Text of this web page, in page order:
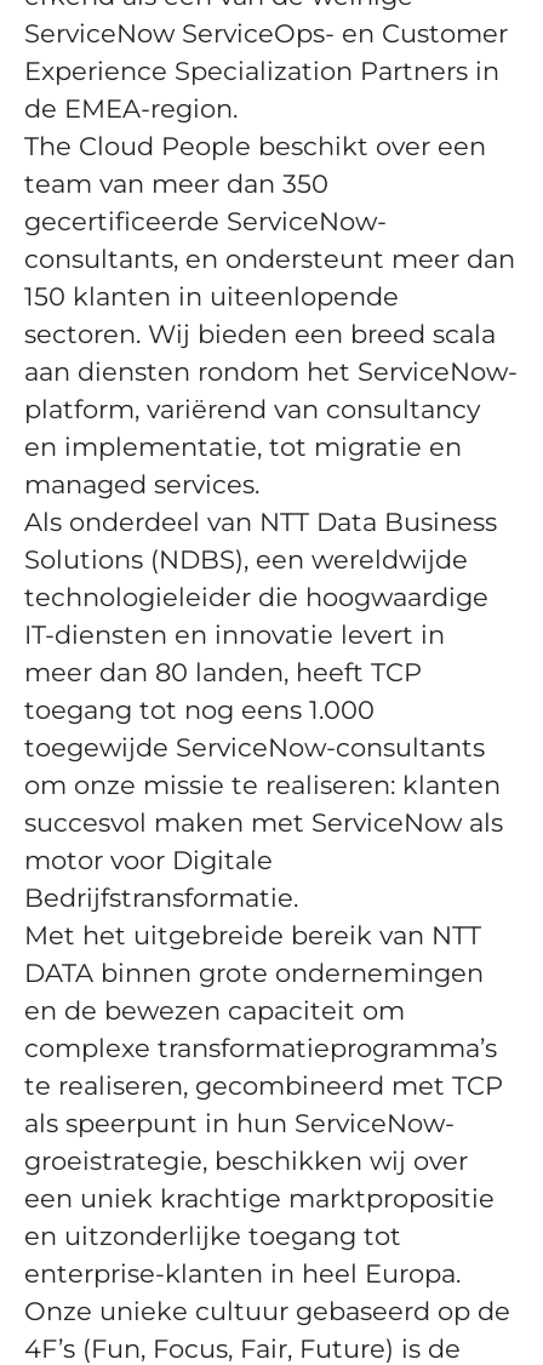
ServiceNow ServiceOps- en Customer
Experience Specialization Partners in
de EMEA-region.
The Cloud People beschikt over een
team van meer dan 350
gecertificeerde ServiceNow-
consultants, en ondersteunt meer dan
150 klanten in uiteenlopende
sectoren. Wij bieden een breed scala
aan diensten rondom het ServiceNow-
platform, variërend van consultancy
en implementatie, tot migratie en
managed services.
Als onderdeel van NTT Data Business
Solutions (NDBS), een wereldwijde
technologieleider die hoogwaardige
IT-diensten en innovatie levert in
meer dan 80 landen, heeft TCP
toegang tot nog eens 1.000
toegewijde ServiceNow-consultants
om onze missie te realiseren: klanten
succesvol maken met ServiceNow als
motor voor Digitale
Bedrijfstransformatie.
Met het uitgebreide bereik van NTT
DATA binnen grote ondernemingen
en de bewezen capaciteit om
complexe transformatieprogramma’s
te realiseren, gecombineerd met TCP
als speerpunt in hun ServiceNow-
groeistrategie, beschikken wij over
een uniek krachtige marktpropositie
en uitzonderlijke toegang tot
enterprise-klanten in heel Europa.
Onze unieke cultuur gebaseerd op de
4F’s (Fun, Focus, Fair, Future) is de